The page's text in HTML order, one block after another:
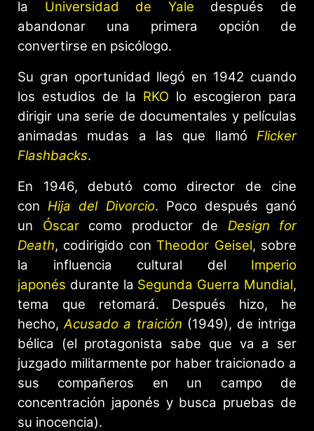
la Universidad de Yale después de
abandonar una primera opción de
convertirse en psicólogo.
Su gran oportunidad llegó en 1942 cuando
los estudios de la RKO lo escogieron para
dirigir una serie de documentales y películas
animadas mudas a las que llamó Flicker
Flashbacks.
En 1946, debutó como director de cine
conHija del Divorcio. Poco después ganó
un Óscarcomo productor de Design for
Death, codirigido conTheodor Geisel, sobre
la influencia cultural del Imperio
japonés durante la Segunda Guerra Mundial,
tema que retomará. Después hizo, he
hecho,Acusado a traición (1949), de intriga
bélica (el protagonista sabe que va a ser
juzgado militarmente por haber traicionado a
sus compañeros en un campo de
concentración japonés y busca pruebas de
su inocencia).